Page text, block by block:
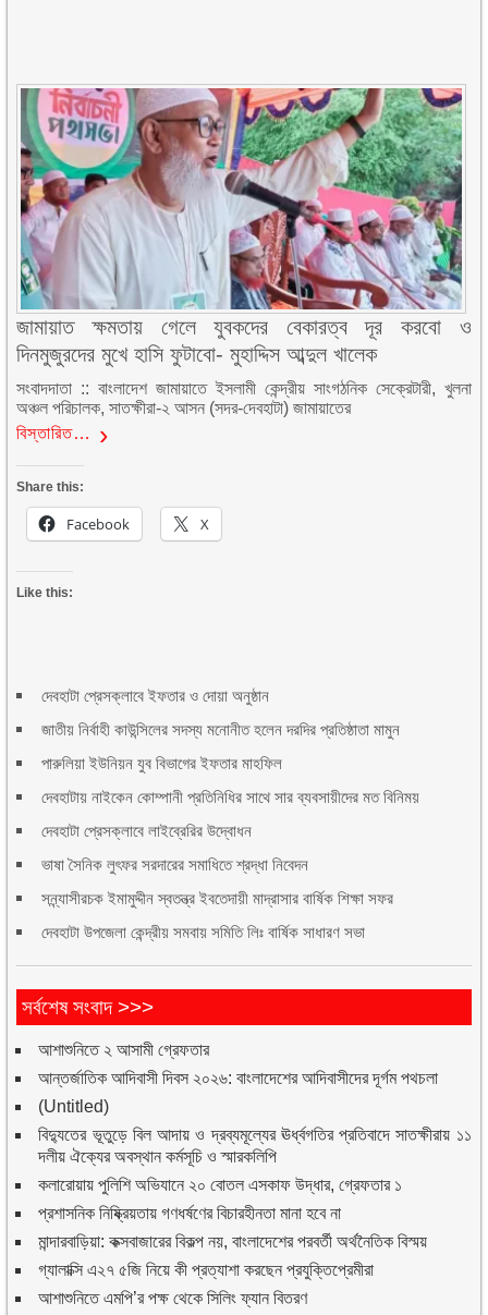
জামায়াত ক্ষমতায় গেলে যুবকদের বেকারত্ব দূর করবো ও
দিনমুজুরদের মুখে হাসি ফুটাবো- মুহাদ্দিস আব্দুল খালেক
সংবাদদাতা :: বাংলাদেশ জামায়াতে ইসলামী কেন্দ্রীয় সাংগঠনিক সেক্রেটারী, খুলনা
অঞ্চল পরিচালক, সাতক্ষীরা-২ আসন (সদর-দেবহাটা) জামায়াতের
বিস্তারিত…
Share this:
Facebook X
Like this:
দেবহাটা প্রেসক্লাবে ইফতার ও দোয়া অনুষ্ঠান
জাতীয় নির্বাহী কাউন্সিলের সদস্য মনোনীত হলেন দরদির প্রতিষ্ঠাতা মামুন
পারুলিয়া ইউনিয়ন যুব বিভাগের ইফতার মাহফিল
দেবহাটায় নাইকেন কোম্পানী প্রতিনিধির সাথে সার ব্যবসায়ীদের মত বিনিময়
দেবহাটা প্রেসক্লাবে লাইব্রেরির উদ্বোধন
ভাষা সৈনিক লুৎফর সরদারের সমাধিতে শ্রদ্ধা নিবেদন
সন্ন্যাসীরচক ইমামুদ্দীন স্বতন্ত্র ইবতেদায়ী মাদ্রাসার বার্ষিক শিক্ষা সফর
দেবহাটা উপজেলা কেন্দ্রীয় সমবায় সমিতি লিঃ বার্ষিক সাধারণ সভা
সর্বশেষ সংবাদ >>>
আশাশুনিতে ২ আসামী গ্রেফতার
আন্তর্জাতিক আদিবাসী দিবস ২০২৬: বাংলাদেশের আদিবাসীদের দূর্গম পথচলা
(Untitled)
বিদ্যুতের ভূতুড়ে বিল আদায় ও দ্রব্যমূল্যের ঊর্ধ্বগতির প্রতিবাদে সাতক্ষীরায় ১১
দলীয় ঐক্যের অবস্থান কর্মসূচি ও স্মারকলিপি
কলারোয়ায় পুলিশি অভিযানে ২০ বোতল এসকাফ উদ্ধার, গ্রেফতার ১
প্রশাসনিক নিষ্ক্রিয়তায় গণধর্ষণের বিচারহীনতা মানা হবে না
মান্দারবাড়িয়া: কক্সবাজারের বিকল্প নয়, বাংলাদেশের পরবর্তী অর্থনৈতিক বিস্ময়
গ্যালাক্সি এ২৭ ৫জি নিয়ে কী প্রত্যাশা করছেন প্রযুক্তিপ্রেমীরা
আশাশুনিতে এমপি’র পক্ষ থেকে সিলিং ফ্যান বিতরণ